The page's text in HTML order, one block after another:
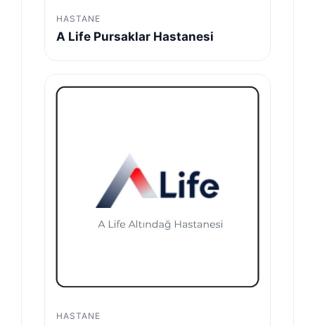
HASTANE
A Life Pursaklar Hastanesi
HASTANE